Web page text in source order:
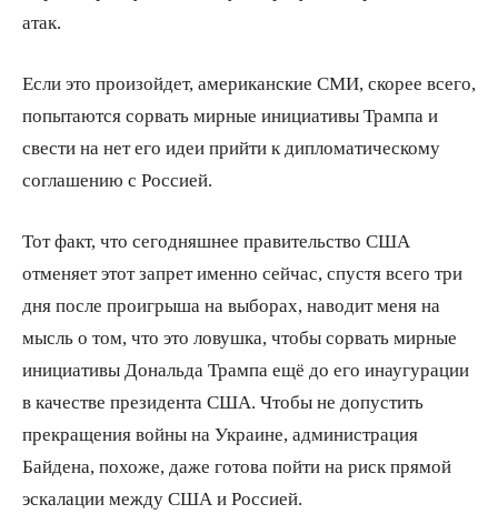
атак.
Если это произойдет, американские СМИ, скорее всего,
попытаются сорвать мирные инициативы Трампа и
свести на нет его идеи прийти к дипломатическому
соглашению с Россией.
Тот факт, что сегодняшнее правительство США
отменяет этот запрет именно сейчас, спустя всего три
дня после проигрыша на выборах, наводит меня на
мысль о том, что это ловушка, чтобы сорвать мирные
инициативы Дональда Трампа ещё до его инаугурации
в качестве президента США. Чтобы не допустить
прекращения войны на Украине, администрация
Байдена, похоже, даже готова пойти на риск прямой
эскалации между США и Россией.